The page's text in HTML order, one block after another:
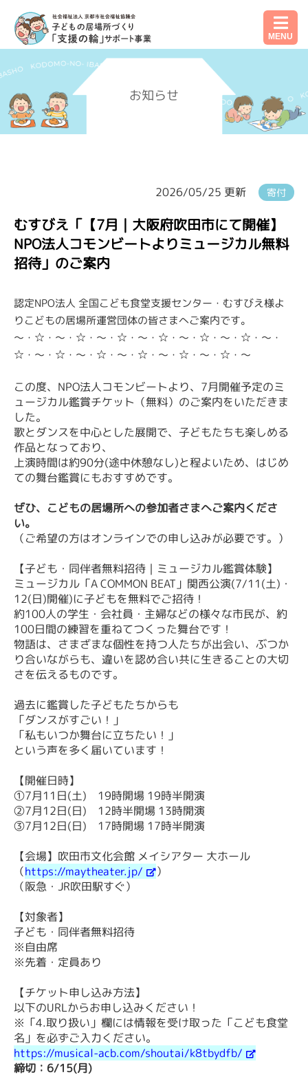
MENU
お知らせ
2026/05/25 更新 寄付
むすびえ「【7月｜大阪府吹田市にて開催】
NPO法人コモンビートよりミュージカル無料
招待」のご案内
認定NPO法人 全国こども食堂支援センター・むすびえ様よ
りこどもの居場所運営団体の皆さまへご案内です。
～・☆・～・☆・～・☆・～・☆・～・☆・～・☆・～・
☆・～・☆・～・☆・～・☆・～・☆・～・☆・～
この度、NPO法人コモンビートより、7月開催予定のミ
ュージカル鑑賞チケット（無料）のご案内をいただきま
した。
歌とダンスを中心とした展開で、子どもたちも楽しめる
作品となっており、
上演時間は約90分(途中休憩なし)と程よいため、はじめ
ての舞台鑑賞にもおすすめです。
ぜひ、こどもの居場所への参加者さまへご案内くださ
い。
（ご希望の方はオンラインでの申し込みが必要です。）
【子ども・同伴者無料招待｜ミュージカル鑑賞体験】
ミュージカル「A COMMON BEAT」関西公演(7/11(土)・
12(日)開催)に子どもを無料でご招待！
約100人の学生・会社員・主婦などの様々な市民が、約
100日間の練習を重ねてつくった舞台です！
物語は、さまざまな個性を持つ人たちが出会い、ぶつか
り合いながらも、違いを認め合い共に生きることの大切
さを伝えるものです。
過去に鑑賞した子どもたちからも
「ダンスがすごい！」
「私もいつか舞台に立ちたい！」
という声を多く届いています！
【開催日時】
①7月11日(土) 19時開場 19時半開演
②7月12日(日) 12時半開場 13時開演
③7月12日(日) 17時開場 17時半開演
【会場】吹田市文化会館 メイシアター 大ホール
（https://maytheater.jp/
）
（阪急・JR吹田駅すぐ）
【対象者】
子ども・同伴者無料招待
※自由席
※先着・定員あり
【チケット申し込み方法】
以下のURLからお申し込みください！
※「4.取り扱い」欄には情報を受け取った「こども食堂
名」を必ずご入力ください。
https://musical-acb.com/shoutai/k8tbydfb/
締切：6/15(月)